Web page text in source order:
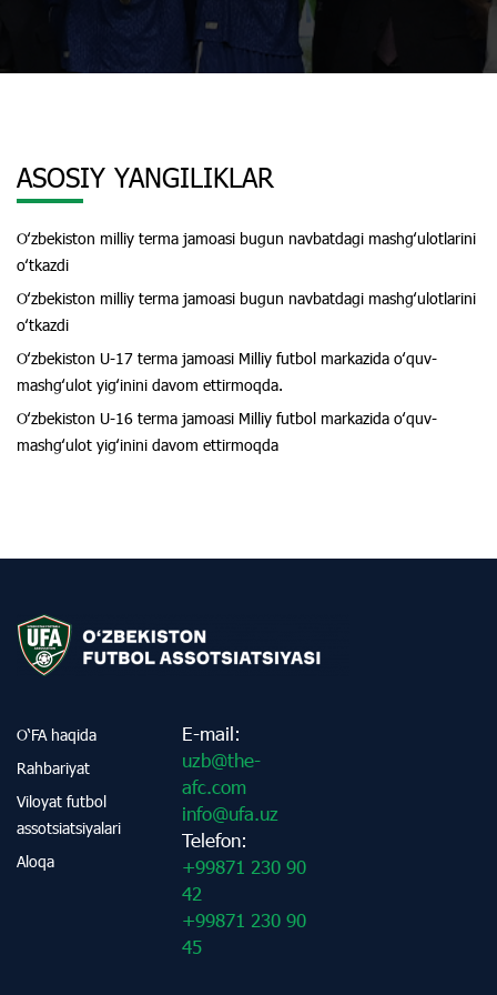
ASOSIY YANGILIKLAR
Oʻzbekiston milliy terma jamoasi bugun navbatdagi mashgʻulotlarini
oʻtkazdi
Oʻzbekiston milliy terma jamoasi bugun navbatdagi mashgʻulotlarini
oʻtkazdi
Oʻzbekiston U-17 terma jamoasi Milliy futbol markazida oʻquv-
mashgʻulot yigʻinini davom ettirmoqda.
Oʻzbekiston U-16 terma jamoasi Milliy futbol markazida oʻquv-
mashgʻulot yigʻinini davom ettirmoqda
O‘FA haqida
Rahbariyat
Viloyat futbol
assotsiatsiyalari
Aloqa
E-mail:
uzb@the-
afc.com
info@ufa.uz
Telefon:
+99871 230 90
42
+99871 230 90
45